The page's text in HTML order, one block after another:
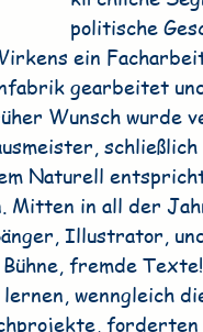
politische
ein
gearbeitet
Wunsch wurde
Naturell
Mitten in all der
Illustrator,
fremde
wenngleich
forderten